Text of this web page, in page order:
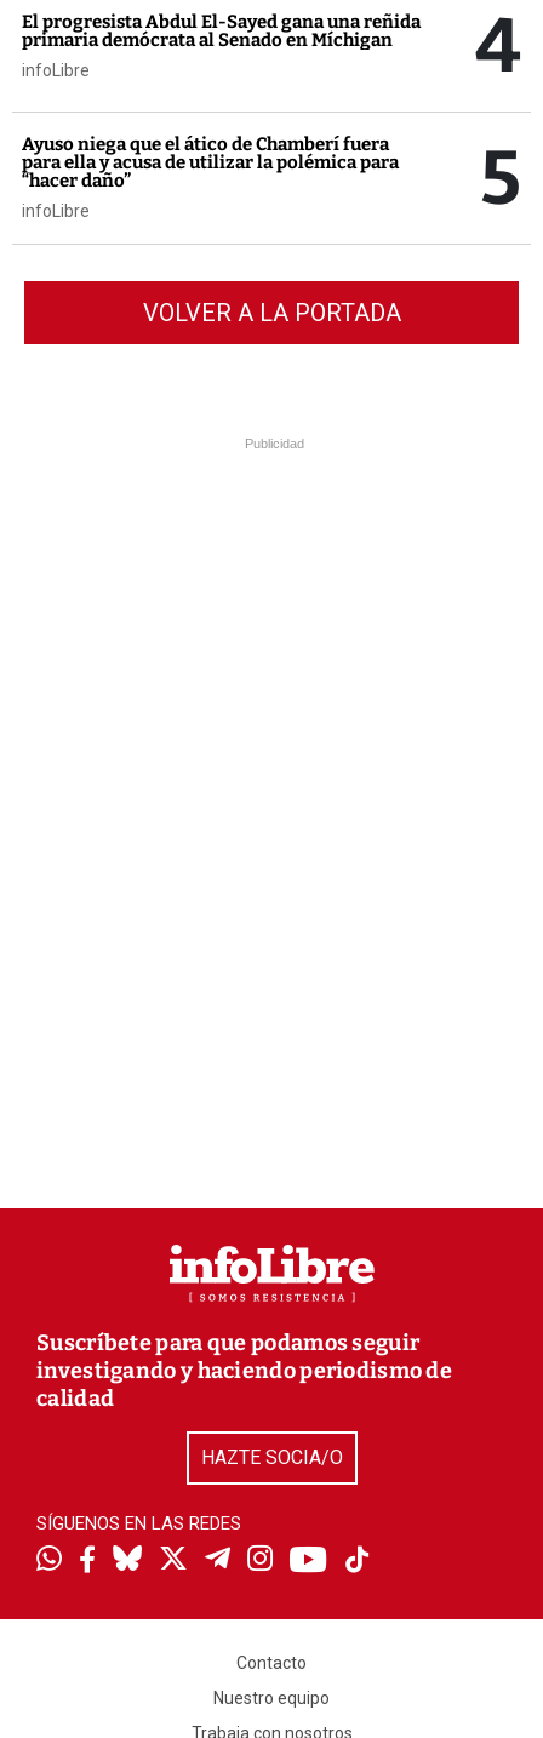
El progresista Abdul El-Sayed gana una reñida
primaria demócrata al Senado en Míchigan
infoLibre 4
Ayuso niega que el ático de Chamberí fuera
para ella y acusa de utilizar la polémica para
“hacer daño”
infoLibre 5
VOLVER A LA PORTADA
Publicidad
Suscríbete para que podamos seguir
investigando y haciendo periodismo de
calidad
HAZTE SOCIA/O
SÍGUENOS EN LAS REDES
Contacto
Nuestro equipo
Trabaja con nosotros